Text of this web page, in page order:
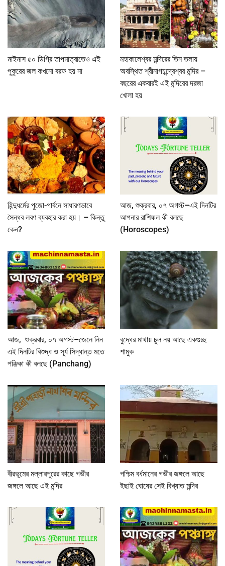
মাইনাস ৫০ ডিগ্রি তাপমাত্রাতেও এই
পুকুরের জল কখনো বরফ হয় না
মহাকালেশ্বর মন্দিরের তিন তলায়
অবস্থিত শ্রীনাগচন্দ্রেশ্বর মন্দির –
বছরের একবারই এই মন্দিরের দরজা
খোলা হয়
হিন্দুধর্মের পুজো-পার্বনে সাধারণভাবে
সৈন্ধব লবণ ব্যবহার করা হয়। – কিন্তু
কেন?
আজ, শুক্রবার, ০৭ অগস্ট–এই দিনটির
আপনার রাশিফল কী বলছে
(Horoscopes)
আজ, শুক্রবার, ০৭ অগস্ট–জেনে নিন
এই দিনটির বিশুদ্ধ ও সূর্য সিদ্ধান্ত মতে
পঞ্জিকা কী বলছে (Panchang)
বুদ্ধের মাথায় চুল নয় আছে একগুচ্ছ
শামুক
বীরভূমের মল্লারপুরের কাছে গভীর
জঙ্গলে আছে এই মন্দির
পশ্চিম বর্ধমানের গভীর জঙ্গলে আছে
ইছাই ঘোষের সেই বিখ্যাত মন্দির